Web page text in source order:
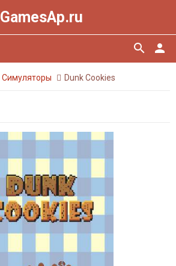
GamesAp.ru
person
search
Симуляторы Dunk Cookies